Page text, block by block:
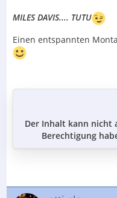
MILES DAVIS.... TUTU
Einen entspannten
Der Inhalt kann nicht
Berechtigung